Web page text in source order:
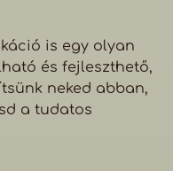
is egy olyan
és fejleszthető,
neked abban,
a tudatos